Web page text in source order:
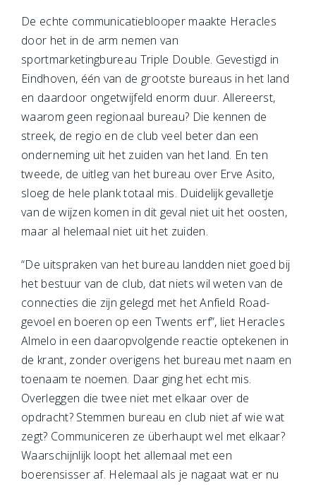
De echte communicatieblooper maakte Heracles
door het in de arm nemen van
sportmarketingbureau Triple Double. Gevestigd in
Eindhoven, één van de grootste bureaus in het land
en daardoor ongetwijfeld enorm duur. Allereerst,
waarom geen regionaal bureau? Die kennen de
streek, de regio en de club veel beter dan een
onderneming uit het zuiden van het land. En ten
tweede, de uitleg van het bureau over Erve Asito,
sloeg de hele plank totaal mis. Duidelijk gevalletje
van de wijzen komen in dit geval niet uit het oosten,
maar al helemaal niet uit het zuiden.
“De uitspraken van het bureau landden niet goed bij
het bestuur van de club, dat niets wil weten van de
connecties die zijn gelegd met het Anfield Road-
gevoel en boeren op een Twents erf”, liet Heracles
Almelo in een daaropvolgende reactie optekenen in
de krant, zonder overigens het bureau met naam en
toenaam te noemen. Daar ging het echt mis.
Overleggen die twee niet met elkaar over de
opdracht? Stemmen bureau en club niet af wie wat
zegt? Communiceren ze überhaupt wel met elkaar?
Waarschijnlijk loopt het allemaal met een
boerensisser af. Helemaal als je nagaat wat er nu